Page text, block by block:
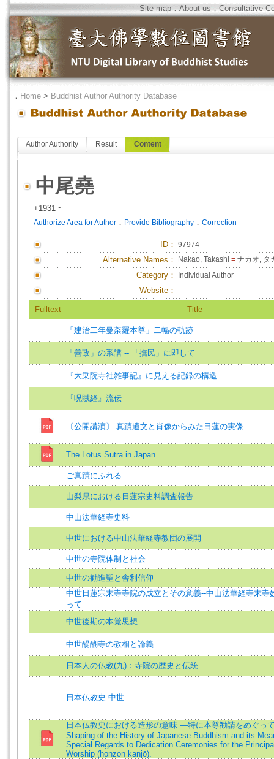
Site map．About us．Consultative
． Home > Buddhist Author Authority Database
Author Authority Result Content
中尾堯
+1931 ~
Authorize Area for Author ． Provide Bibliography ． Correction
ID ： 97974
Alternative Names： Nakao, Takashi = ナカオ, タ
Category： Individual Author
Website：
Fulltext Title
「建治二年曼荼羅本尊」二幅の軌跡
「善政」の系譜 -- 「撫民」に即して
『大乗院寺社雑事記』に見える記録の構造
『呪賊経』流伝
〔公開講演〕 真蹟遺文と肖像からみた日蓮の実像
The Lotus Sutra in Japan
ご真蹟にふれる
山梨県における日蓮宗史料調査報告
中山法華経寺史料
中世における中山法華経寺教団の展開
中世の寺院体制と社会
中世の勧進聖と舎利信仰
中世日蓮宗末寺寺院の成立とその意義--中山法華経寺末寺
って
中世後期の本覚思想
中世醍醐寺の教相と論義
日本人の仏教(九)：寺院の歴史と伝統
日本仏教史 中世
日本仏教史における造形の意味 ―特に本尊勧請をめぐっ
Shaping of the History of Japanese Buddhism and its
Special Regards to Dedication Ceremonies for the
Worship (honzon kanjō).